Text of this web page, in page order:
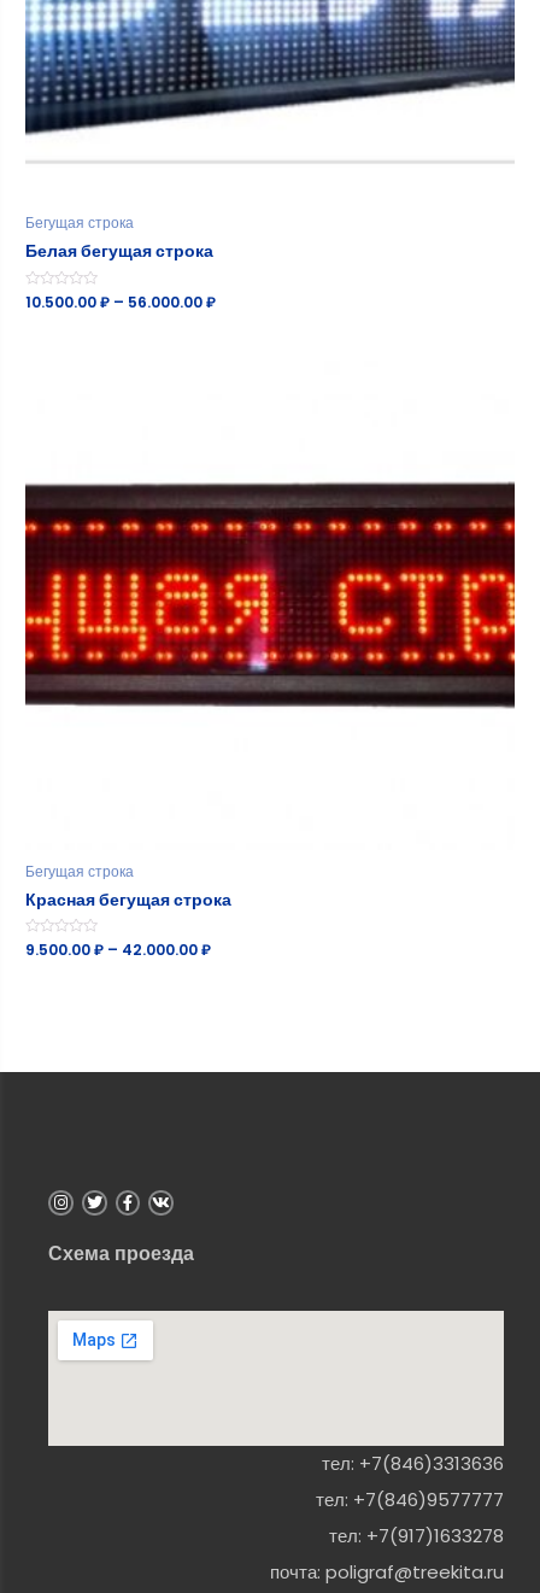
Бегущая строка
Белая бегущая строка
Оценка
0
10.500.00₽ – 56.000.00₽
Бегущая строка
Красная бегущая строка
Оценка
0
9.500.00₽ – 42.000.00₽
Схема проезда
тел: +7(846)3313636
тел: +7(846)9577777
тел: +7(917)1633278
почта: poligraf@treekita.ru